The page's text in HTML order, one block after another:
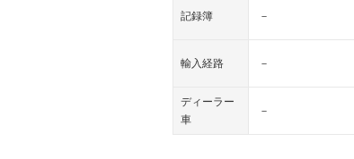
記録簿 －
輸入経路 －
ディーラー
車
－